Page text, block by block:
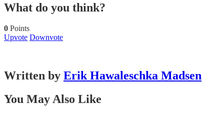
What do you think?
0 Points
Upvote Downvote
Written by Erik Hawaleschka Madsen
You May Also Like